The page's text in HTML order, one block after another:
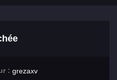
: grezaxv